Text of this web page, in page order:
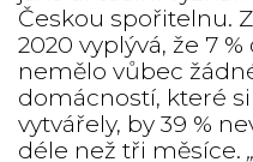
Českou spořitelnu.
2020 vyplývá, že 7
nemělo vůbec
domácností, které
vytvářely, by 39 %
déle než tři měsíce.